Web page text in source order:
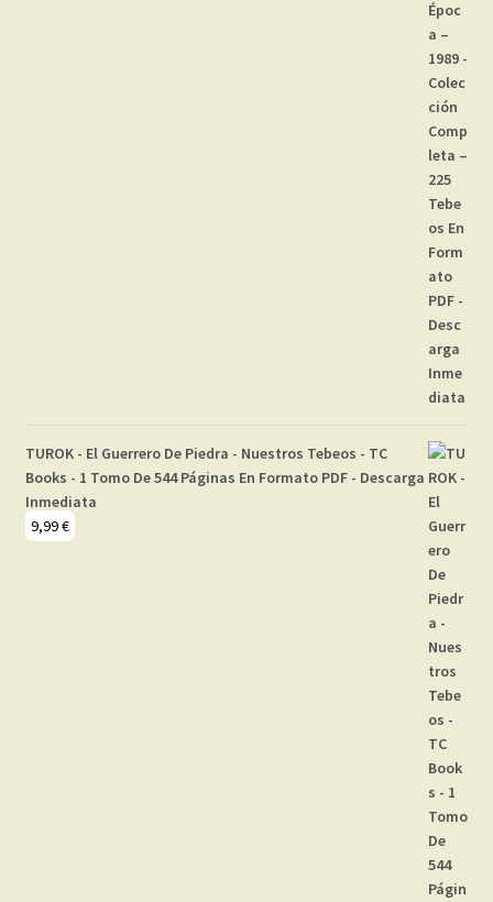
TUROK - El Guerrero De Piedra - Nuestros Tebeos - TC
Books - 1 Tomo De 544 Páginas En Formato PDF - Descarga
Inmediata
9,99€